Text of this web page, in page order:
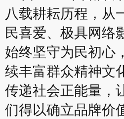
八载耕耘历程，从
民喜爱、极具网络
始终坚守为民初心
续丰富群众精神文
传递社会正能量，
们得以确立品牌价